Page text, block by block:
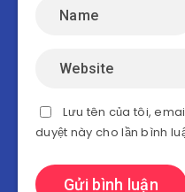
Lưu tên của tôi,
duyệt này cho lần bình